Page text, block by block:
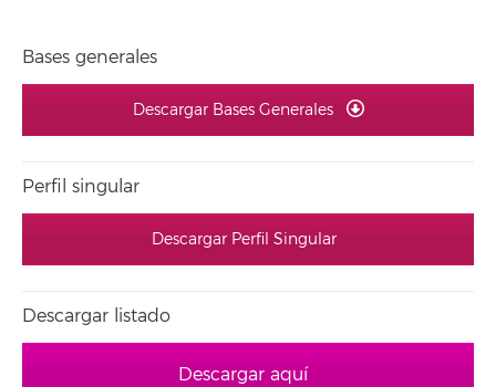
Bases generales
Descargar Bases Generales
Perfil singular
Descargar Perfil Singular
Descargar listado
Descargar aquí